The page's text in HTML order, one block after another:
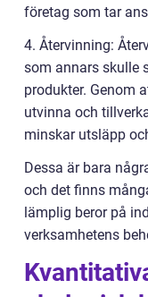
företag som tar
4. Återvinning:
som annars skulle
produkter. Genom
utvinna och
minskar utsläpp
Dessa är bara
och det finns
lämplig beror på
verksamhetens